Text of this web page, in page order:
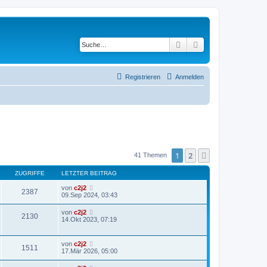
Suche
Anmelden
Registrieren
41 Themen 1 2
ZUGRIFFE LETZTER BEITRAG
2387 von c2j2
09.Sep 2024, 03:43
2130 von c2j2
14.Okt 2023, 07:19
1511 von c2j2
17.Mär 2026, 05:00